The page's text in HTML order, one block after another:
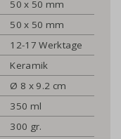
50 x 50 mm
50 x 50 mm
12-17 Werktage
Keramik
Ø 8 x 9.2 cm
350 ml
300 gr.